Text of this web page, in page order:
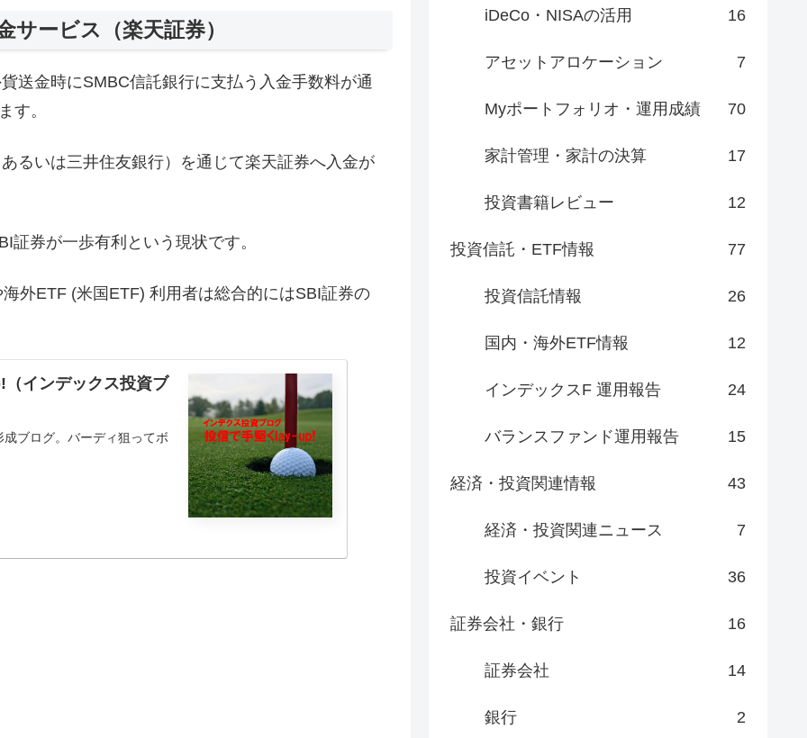
サービス（楽天証券）
送金時にSMBC信託銀行に支払う入金手数料が通
す。
るいは三井住友銀行）を通じて楽天証券へ入金が
券が一歩有利という現状です。
外ETF (米国ETF) 利用者は総合的にはSBI証券の
インデックス投資ブ
ブログ。バーディ狙ってボ
iDeCo・NISAの活用 16
アセットアロケーション 7
Myポートフォリオ・運用成績 70
家計管理・家計の決算 17
投資書籍レビュー 12
投資信託・ETF情報 77
投資信託情報 26
国内・海外ETF情報 12
インデックスF 運用報告 24
バランスファンド運用報告 15
経済・投資関連情報 43
経済・投資関連ニュース 7
投資イベント 36
証券会社・銀行 16
証券会社 14
銀行 2